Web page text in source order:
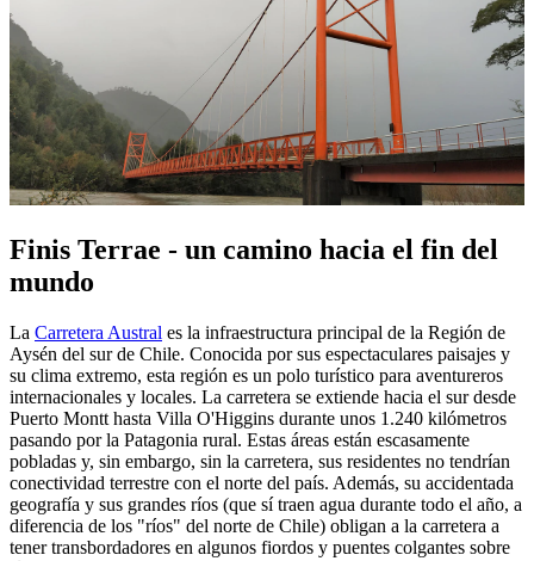
Finis Terrae - un camino hacia el fin del
mundo
La Carretera Austral es la infraestructura principal de la Región de
Aysén del sur de Chile. Conocida por sus espectaculares paisajes y
su clima extremo, esta región es un polo turístico para aventureros
internacionales y locales. La carretera se extiende hacia el sur desde
Puerto Montt hasta Villa O'Higgins durante unos 1.240 kilómetros
pasando por la Patagonia rural. Estas áreas están escasamente
pobladas y, sin embargo, sin la carretera, sus residentes no tendrían
conectividad terrestre con el norte del país. Además, su accidentada
geografía y sus grandes ríos (que sí traen agua durante todo el año, a
diferencia de los "ríos" del norte de Chile) obligan a la carretera a
tener transbordadores en algunos fiordos y puentes colgantes sobre